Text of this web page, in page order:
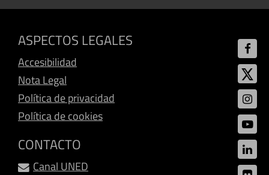
ASPECTOS LEGALES
Accesibilidad
Nota Legal
Política de privacidad
Política de cookies
CONTACTO
Canal UNED